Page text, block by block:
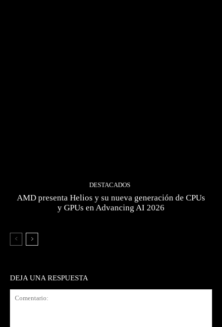
DESTACADOS
AMD presenta Helios y su nueva generación de CPUs
y GPUs en Advancing AI 2026
DEJA UNA RESPUESTA